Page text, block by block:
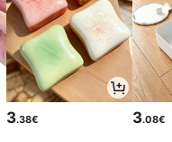
3.38€ 3.08€